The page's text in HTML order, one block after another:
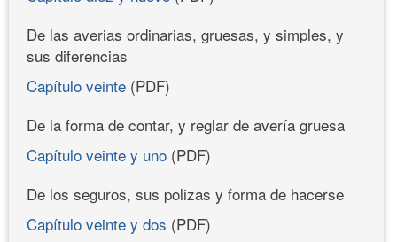
De las averias ordinarias, gruesas, y simples, y
sus diferencias
Capítulo veinte (PDF)
De la forma de contar, y reglar de avería gruesa
Capítulo veinte y uno (PDF)
De los seguros, sus polizas y forma de hacerse
Capítulo veinte y dos (PDF)